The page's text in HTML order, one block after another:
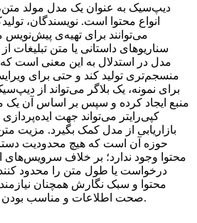
دیپ‌سیک به عنوان یک مدل مولد متن،
انواع محتوا است. نویسندگان،
می‌توانند برای تهیه‌ی پیش‌نویس
سناریوهای داستانی یا متن تبلیغات از
مدل در استدلال به این معنی است که
منسجم‌تری تولید کند و حتی برای
برای نمونه، یک بلاگر می‌تواند از
منبع ایجاد کرده و سپس بر اساس آن یک
کپی‌رایتر می‌تواند جهت
بازاریابی از مدل کمک بگیرد. مزیت
حوزه آن است که هیچ محدودیت
محتوا وجود ندارد؛ بر خلاف
درخواست یا طول متن را محدود
محتوا و سبک نگارش همچنان نیازمند
صحت اطلاعات و مناسب بودن لحن اطمینان حاصل شود.